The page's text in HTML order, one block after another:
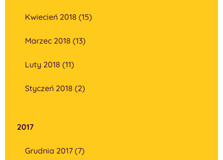
Kwiecień 2018 (15)
Marzec 2018 (13)
Luty 2018 (11)
Styczeń 2018 (2)
2017
Grudnia 2017 (7)